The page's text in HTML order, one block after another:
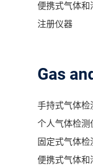
便携式气体和
注册仪器
Gas
手持式气体检
个人气体检测
固定式气体检
便携式气体和